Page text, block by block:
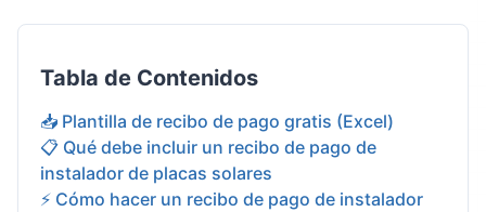
Tabla de Contenidos
📥 Plantilla de recibo de pago gratis (Excel)
📋 Qué debe incluir un recibo de pago de
instalador de placas solares
⚡ Cómo hacer un recibo de pago de instalador